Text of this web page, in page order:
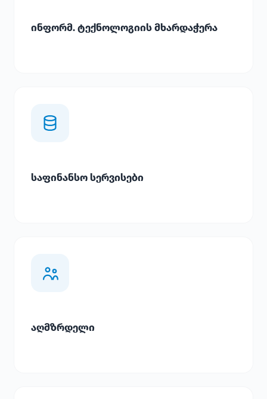
ინფორმ. ტექნოლოგიის მხარდაჭერა
საფინანსო სერვისები
აღმზრდელი